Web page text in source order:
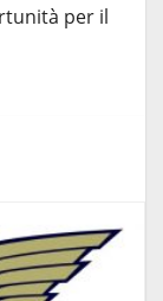
per il